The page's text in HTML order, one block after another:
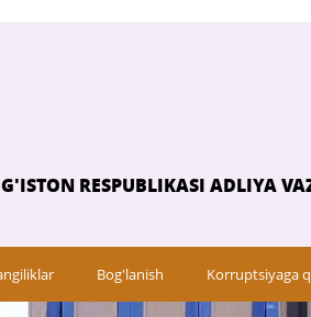
RESPUBLIKASI ADLIYA
Bog'lanish Korruptsiyaga